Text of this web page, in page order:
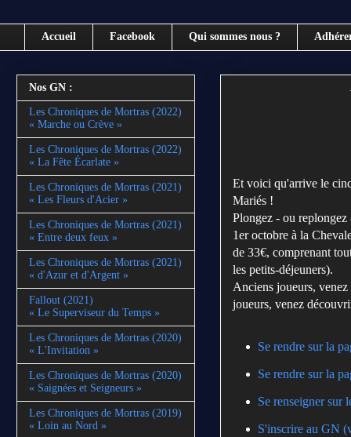
Accueil Facebook Qui sommes nous ?
Et voici qu'arrive le
Mariés !
Plongez - ou replongez
1er octobre à la
de 33€, comprenant
les petits-déjeuners).
Anciens joueurs,
joueurs, venez
Se rendre sur la
Se rendre sur la
Se renseigner sur
S'inscrire au GN
Nos GN :
Les Chroniques de Mortras (2022)
« Marche ou Crève »
Les Chroniques de Mortras (2022)
« La Fête Écarlate »
Les Chroniques de Mortras (2021)
« Les Fleurs d'Acier »
Les Chroniques de Mortras (2021)
« Entre deux feux »
Les Chroniques de Mortras (2021)
« d'Azur et d'Argent »
Fallout (2021)
« Le Superviseur du Temps »
Les Chroniques de Mortras (2020)
« L'Invitation »
Les Chroniques de Mortras (2020)
« Saignées et Seigneurs »
Les Chroniques de Mortras (2019)
« Loin au Nord »